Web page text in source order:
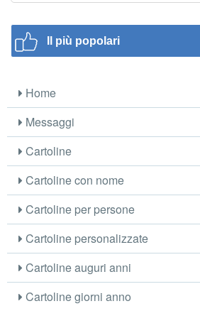
Il più popolari
Home
Messaggi
Cartoline
Cartoline con nome
Cartoline per persone
Cartoline personalizzate
Cartoline auguri anni
Cartoline giorni anno